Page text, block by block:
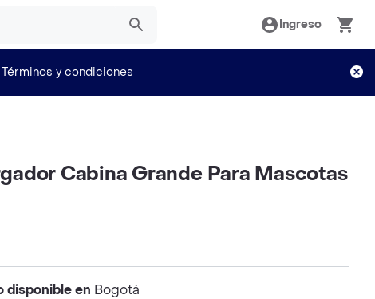
Ingreso
Términos y condiciones
Cabina Grande Para Mascotas
disponible en Bogotá